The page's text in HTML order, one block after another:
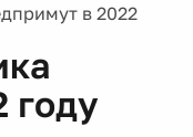
в 2022
году